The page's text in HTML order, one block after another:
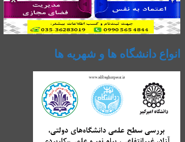
انواع دانشگاه ها و شهریه ها